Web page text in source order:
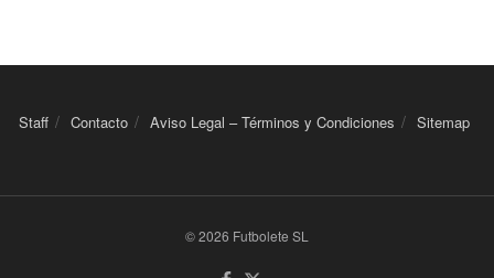
Staff Contacto Aviso Legal – Términos y Condiciones Sitemap
© 2026 Futbolete SL